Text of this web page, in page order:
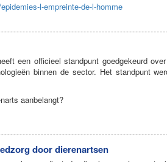
l-empreinte-de-l-homme
een officieel standpunt goedgekeurd
binnen de sector. Het standpunt
aanbelangt?
door dierenartsen